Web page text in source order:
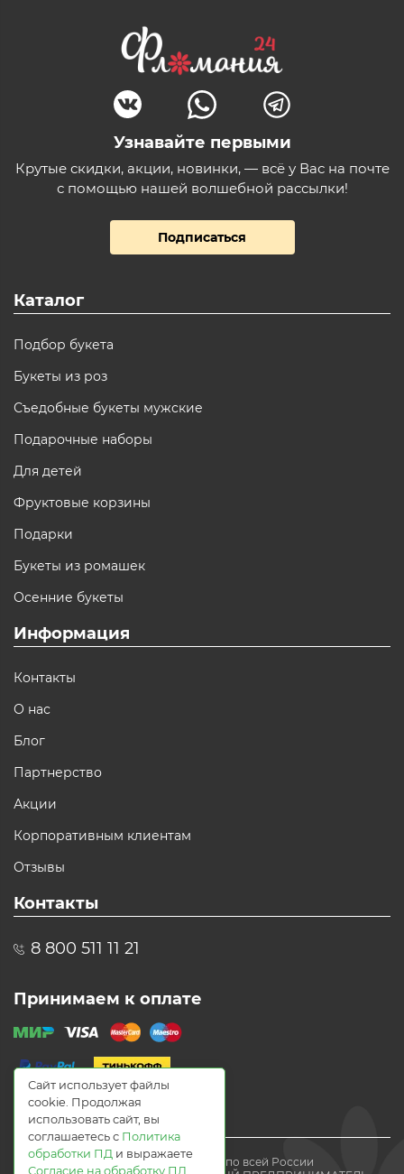
Узнавайте первыми
Крутые скидки, акции, новинки, — всё у Вас на почте
с помощью нашей волшебной рассылки!
Подписаться
Каталог
Подбор букета
Букеты из роз
Съедобные букеты мужские
Подарочные наборы
Для детей
Фруктовые корзины
Подарки
Букеты из ромашек
Осенние букеты
Информация
Контакты
О нас
Блог
Партнерство
Акции
Корпоративным клиентам
Отзывы
Контакты
8 800 511 11 21
Принимаем к оплате
© 2021 Доставка цветов по всей России
Сайт использует файлы
cookie. Продолжая
использовать сайт, вы
соглашаетесь с Политика
обработки ПД и выражаете
Согласие на обработку ПД